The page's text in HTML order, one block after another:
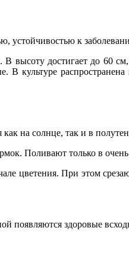
устойчивостью к
высоту достигает до 60
культуре
как на солнце, так и в
Поливают только в
цветения. При этом
появляются здоровые